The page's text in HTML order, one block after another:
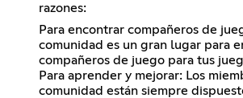
razones:
Para encontrar compañeros de
comunidad es un gran lugar para
compañeros de juego para tus
Para aprender y mejorar: Los
comunidad están siempre